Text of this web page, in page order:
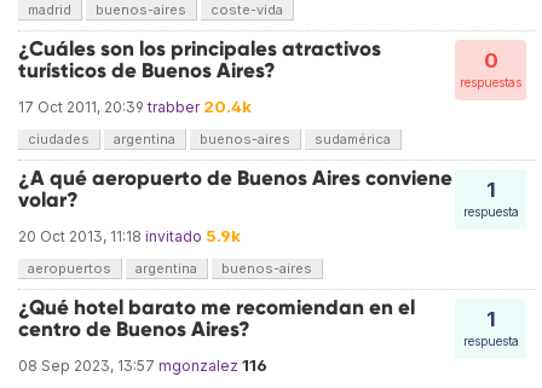
madrid buenos-aires coste-vida
0
respuestas
¿Cuáles son los principales atractivos
turísticos de Buenos Aires?
17 Oct 2011, 20:39 trabber 20.4k
ciudades argentina buenos-aires sudamérica
1
respuesta
¿A qué aeropuerto de Buenos Aires conviene
volar?
20 Oct 2013, 11:18 invitado 5.9k
aeropuertos argentina buenos-aires
1
respuesta
¿Qué hotel barato me recomiendan en el
centro de Buenos Aires?
08 Sep 2023, 13:57 mgonzalez 116